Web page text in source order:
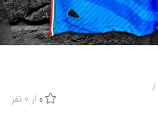
/
0 از 0 نفر